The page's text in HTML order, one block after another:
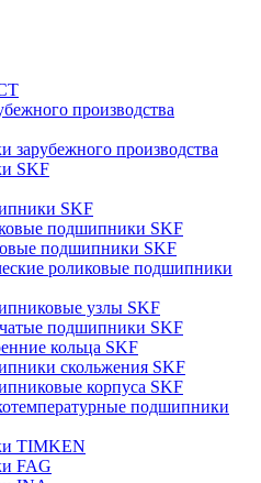
производства
производства
SKF
SKF
подшипники SKF
подшипники SKF
роликовые подшипники
узлы SKF
подшипники SKF
кольца SKF
скольжения SKF
корпуса SKF
подшипники
TIMKEN
FAG